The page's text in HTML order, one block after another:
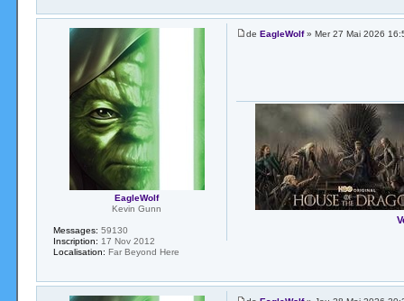
de EagleWolf» Mer 27 Mai 2026
EagleWolf
Kevin Gunn
Messages: 59130
Inscription: 17 Nov 2012
Localisation: Far Beyond Here